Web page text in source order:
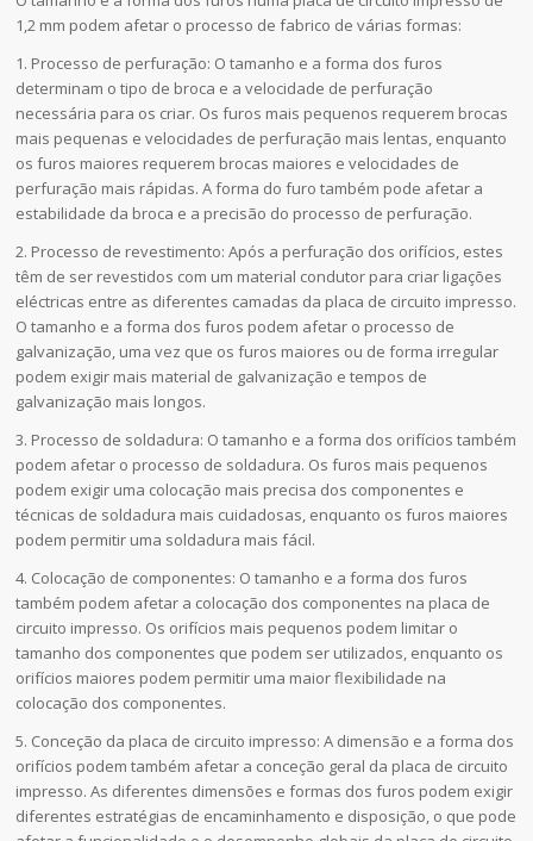
1,2 mm podem afetar o processo de fabrico de várias formas:
1. Processo de perfuração: O tamanho e a forma dos furos
determinam o tipo de broca e a velocidade de perfuração
necessária para os criar. Os furos mais pequenos requerem brocas
mais pequenas e velocidades de perfuração mais lentas, enquanto
os furos maiores requerem brocas maiores e velocidades de
perfuração mais rápidas. A forma do furo também pode afetar a
estabilidade da broca e a precisão do processo de perfuração.
2. Processo de revestimento: Após a perfuração dos orifícios, estes
têm de ser revestidos com um material condutor para criar ligações
eléctricas entre as diferentes camadas da placa de circuito impresso.
O tamanho e a forma dos furos podem afetar o processo de
galvanização, uma vez que os furos maiores ou de forma irregular
podem exigir mais material de galvanização e tempos de
galvanização mais longos.
3. Processo de soldadura: O tamanho e a forma dos orifícios também
podem afetar o processo de soldadura. Os furos mais pequenos
podem exigir uma colocação mais precisa dos componentes e
técnicas de soldadura mais cuidadosas, enquanto os furos maiores
podem permitir uma soldadura mais fácil.
4. Colocação de componentes: O tamanho e a forma dos furos
também podem afetar a colocação dos componentes na placa de
circuito impresso. Os orifícios mais pequenos podem limitar o
tamanho dos componentes que podem ser utilizados, enquanto os
orifícios maiores podem permitir uma maior flexibilidade na
colocação dos componentes.
5. Conceção da placa de circuito impresso: A dimensão e a forma dos
orifícios podem também afetar a conceção geral da placa de circuito
impresso. As diferentes dimensões e formas dos furos podem exigir
diferentes estratégias de encaminhamento e disposição, o que pode